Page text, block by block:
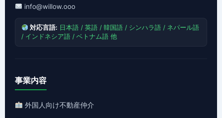
info@willow.ooo
対応言語: 日本語 / 英語 / 韓国語 / シンハラ語 / ネパール語
/ インドネシア語 / ベトナム語 他
事業内容
外国人向け不動産仲介